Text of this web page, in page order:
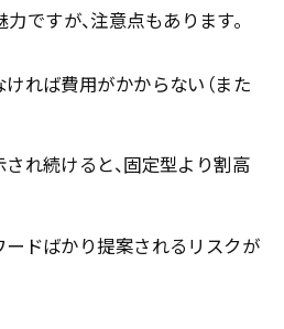
ですが、注意点もあります。
ければ費用がかからない（また
れ続けると、固定型より割高
ードばかり提案されるリスクが